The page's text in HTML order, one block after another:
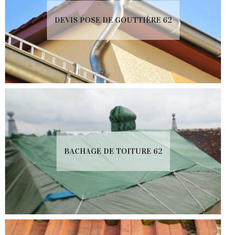
DEVIS POSE DE GOUTTIÈRE 62
BACHAGE DE TOITURE 62